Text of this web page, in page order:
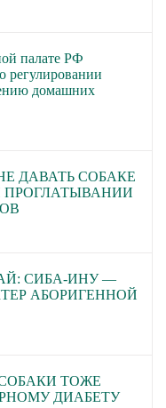
палате РФ
регулировании
домашних
ДАВАТЬ СОБАКЕ
ПРОГЛАТЫВАНИИ
СИБА-ИНУ —
АБОРИГЕННОЙ
ТОЖЕ
ДИАБЕТУ